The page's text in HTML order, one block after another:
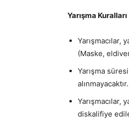
Yarışma Kuralları
Yarışmacılar,
(Maske,
Yarışma süresi
alınmayacaktır.
Yarışmacılar,
diskalifiye